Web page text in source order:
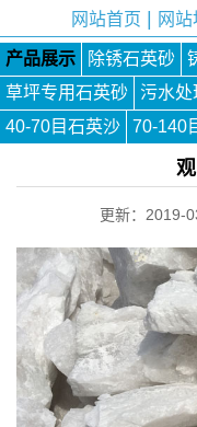
网站首页 网站
产品展示 除锈石英砂
草坪专用石英砂
污水处
40-70目石英沙
70-140
更新：2019-